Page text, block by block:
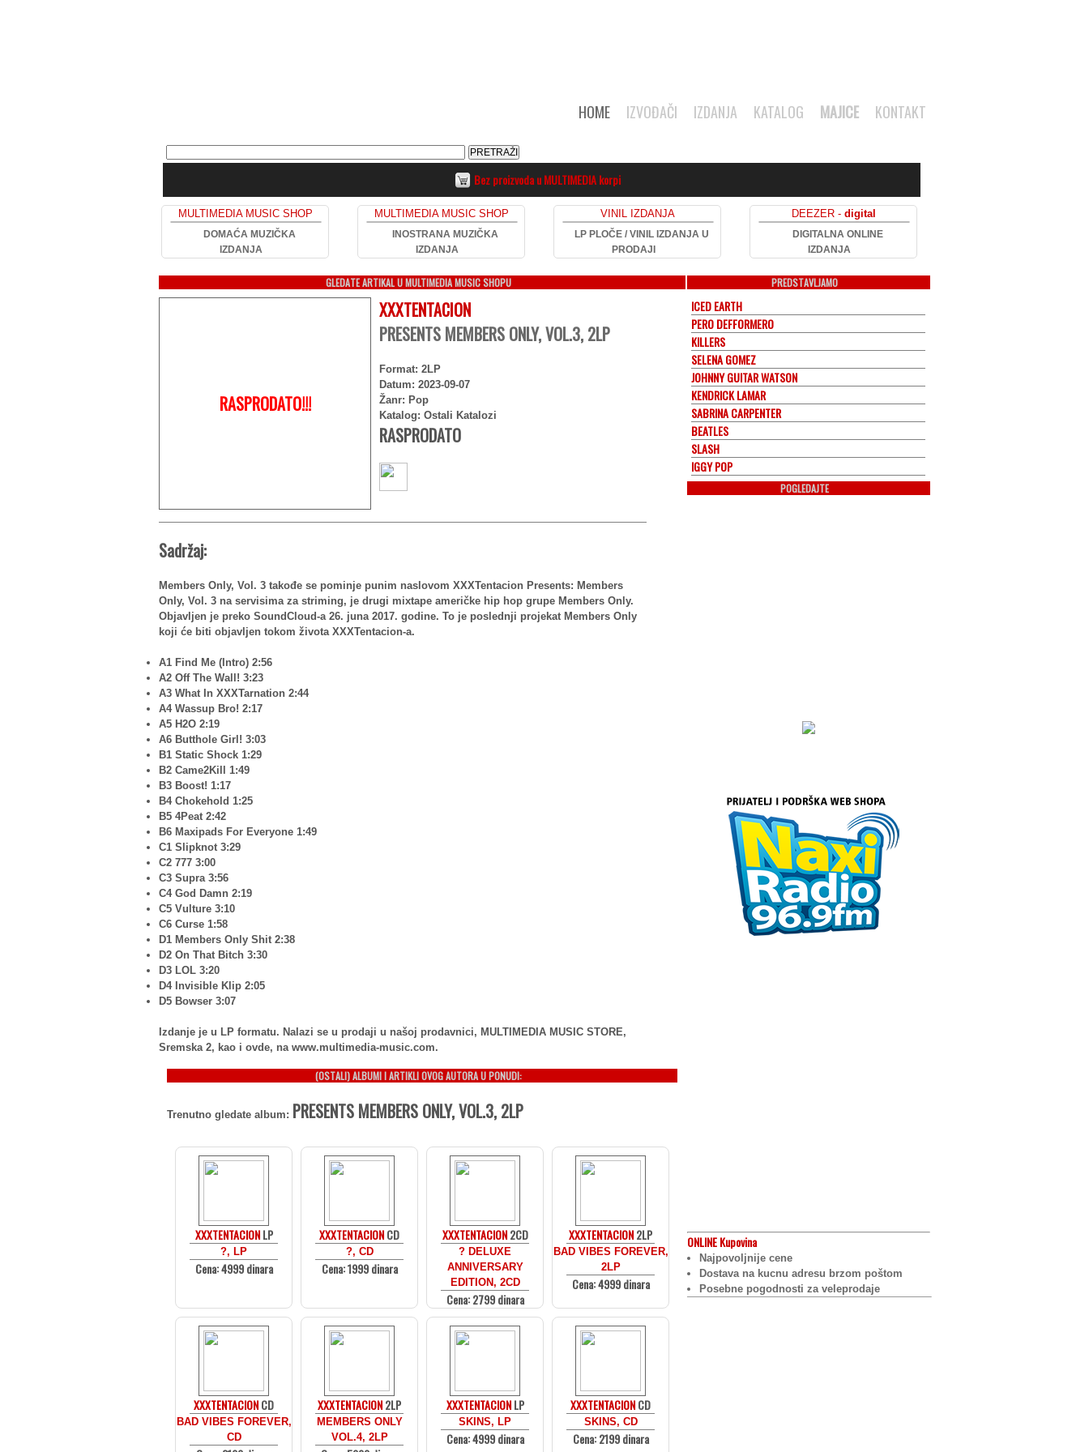
HOME IZVOĐAČI IZDANJA KATALOG MAJICE KONTAKT
Bez proizvoda u MULTIMEDIA korpi
MULTIMEDIA MUSIC SHOP
DOMAĆA MUZIČKA
IZDANJA
MULTIMEDIA MUSIC SHOP
INOSTRANA MUZIČKA
IZDANJA
VINIL IZDANJA
LP PLOČE / VINIL IZDANJA U
PRODAJI
DEEZER - digital
DIGITALNA ONLINE
IZDANJA
GLEDATE ARTIKAL U MULTIMEDIA MUSIC SHOPU
RASPRODATO!!!
XXXTENTACION
PRESENTS MEMBERS ONLY, VOL.3, 2LP
Format: 2LP
Datum: 2023-09-07
Žanr: Pop
Katalog: Ostali Katalozi
RASPRODATO
Sadržaj:
Members Only, Vol. 3 takođe se pominje punim naslovom XXXTentacion Presents: Members
Only, Vol. 3 na servisima za striming, je drugi mixtape američke hip hop grupe Members Only.
Objavljen je preko SoundCloud-a 26. juna 2017. godine. To je poslednji projekat Members Only
koji će biti objavljen tokom života XXXTentacion-a.
A1 Find Me (Intro) 2:56
A2 Off The Wall! 3:23
A3 What In XXXTarnation 2:44
A4 Wassup Bro! 2:17
A5 H2O 2:19
A6 Butthole Girl! 3:03
B1 Static Shock 1:29
B2 Came2Kill 1:49
B3 Boost! 1:17
B4 Chokehold 1:25
B5 4Peat 2:42
B6 Maxipads For Everyone 1:49
C1 Slipknot 3:29
C2 777 3:00
C3 Supra 3:56
C4 God Damn 2:19
C5 Vulture 3:10
C6 Curse 1:58
D1 Members Only Shit 2:38
D2 On That Bitch 3:30
D3 LOL 3:20
D4 Invisible Klip 2:05
D5 Bowser 3:07
Izdanje je u LP formatu. Nalazi se u prodaji u našoj prodavnici, MULTIMEDIA MUSIC STORE,
Sremska 2, kao i ovde, na www.multimedia-music.com.
(OSTALI) ALBUMI I ARTIKLI OVOG AUTORA U PONUDI:
Trenutno gledate album: PRESENTS MEMBERS ONLY, VOL.3, 2LP
XXXTENTACIONLP
?, LP
Cena: 4999 dinara
XXXTENTACIONCD
?, CD
Cena: 1999 dinara
XXXTENTACION2CD
? DELUXE
ANNIVERSARY
EDITION, 2CD
Cena: 2799 dinara
XXXTENTACION2LP
BAD VIBES FOREVER,
2LP
Cena: 4999 dinara
XXXTENTACIONCD
BAD VIBES FOREVER,
CD
XXXTENTACION2LP
MEMBERS ONLY
VOL.4, 2LP
XXXTENTACIONLP
SKINS, LP
Cena: 4999 dinara
XXXTENTACIONCD
SKINS, CD
Cena: 2199 dinara
PREDSTAVLJAMO
ICED EARTH
PERO DEFFORMERO
KILLERS
SELENA GOMEZ
JOHNNY GUITAR WATSON
KENDRICK LAMAR
SABRINA CARPENTER
BEATLES
SLASH
IGGY POP
POGLEDAJTE
ONLINEKupovina
Najpovoljnije cene
Dostava na kucnu adresu brzom poštom
Posebne pogodnosti za veleprodaje